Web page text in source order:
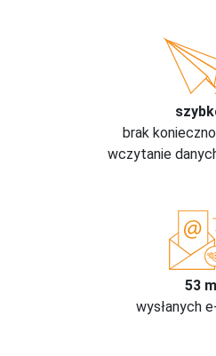
brak
wczytanie
53
wysłanych